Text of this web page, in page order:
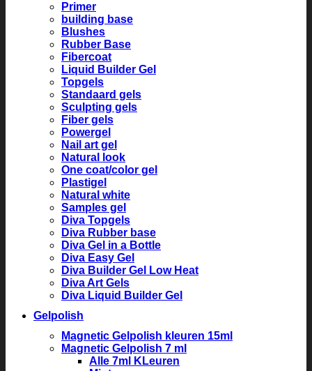
Primer
building base
Blushes
Rubber Base
Fibercoat
Liquid Builder Gel
Topgels
Standaard gels
Sculpting gels
Fiber gels
Powergel
Nail art gel
Natural look
One coat/color gel
Plastigel
Natural white
Samples gel
Diva Topgels
Diva Rubber base
Diva Gel in a Bottle
Diva Easy Gel
Diva Builder Gel Low Heat
Diva Art Gels
Diva Liquid Builder Gel
Gelpolish
Magnetic Gelpolish kleuren 15ml
Magnetic Gelpolish 7 ml
Alle 7ml KLeuren